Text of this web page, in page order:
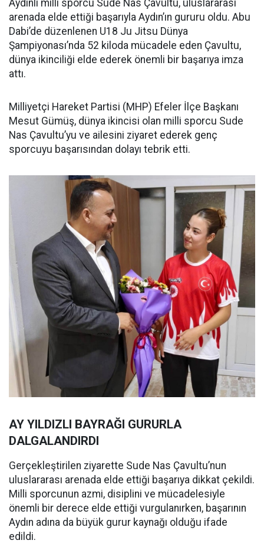
Aydınlı milli sporcu Sude Nas Çavultu, uluslararası
arenada elde ettiği başarıyla Aydın’ın gururu oldu. Abu
Dabi’de düzenlenen U18 Ju Jitsu Dünya
Şampiyonası’nda 52 kiloda mücadele eden Çavultu,
dünya ikinciliği elde ederek önemli bir başarıya imza
attı.
Milliyetçi Hareket Partisi (MHP) Efeler İlçe Başkanı
Mesut Gümüş, dünya ikincisi olan milli sporcu Sude
Nas Çavultu’yu ve ailesini ziyaret ederek genç
sporcuyu başarısından dolayı tebrik etti.
AY YILDIZLI BAYRAĞI GURURLA
DALGALANDIRDI
Gerçekleştirilen ziyarette Sude Nas Çavultu’nun
uluslararası arenada elde ettiği başarıya dikkat çekildi.
Milli sporcunun azmi, disiplini ve mücadelesiyle
önemli bir derece elde ettiği vurgulanırken, başarının
Aydın adına da büyük gurur kaynağı olduğu ifade
edildi.